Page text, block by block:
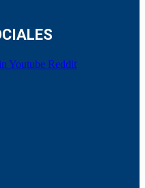
Youtube Reddit